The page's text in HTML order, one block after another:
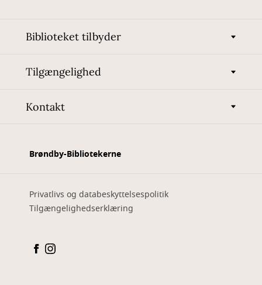
Biblioteket tilbyder
Tilgængelighed
Kontakt
Brøndby-Bibliotekerne
Privatlivs og databeskyttelsespolitik
Tilgængelighedserklæring